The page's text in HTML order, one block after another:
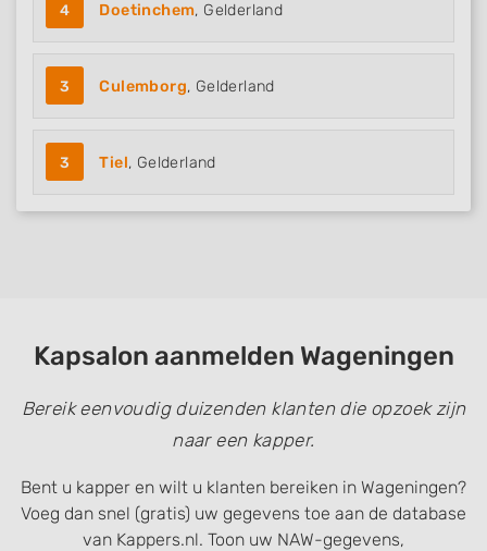
4 Doetinchem, Gelderland
3 Culemborg, Gelderland
3 Tiel, Gelderland
Kapsalon aanmelden Wageningen
Bereik eenvoudig duizenden klanten die opzoek zijn
naar een kapper.
Bent u kapper en wilt u klanten bereiken in Wageningen?
Voeg dan snel (gratis) uw gegevens toe aan de database
van Kappers.nl. Toon uw NAW-gegevens,